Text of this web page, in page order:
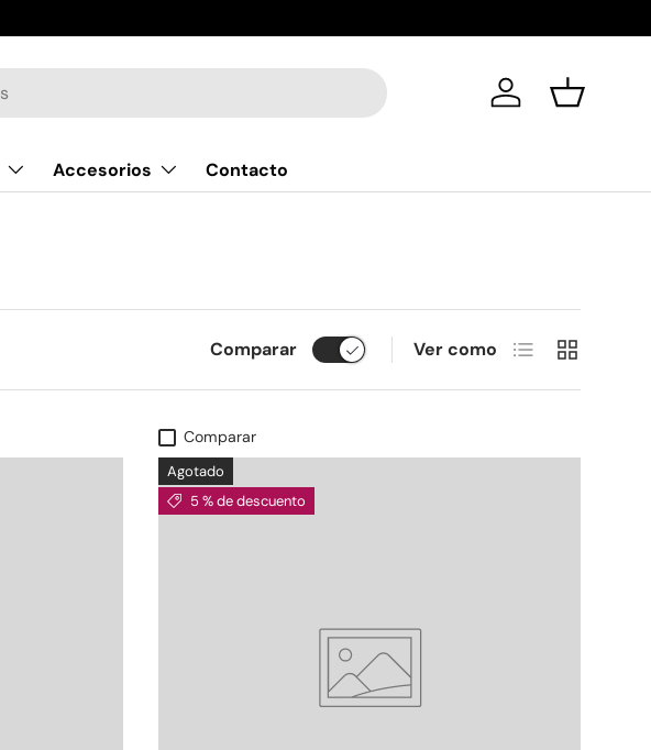
Iniciar sesión
Cesta
Accesorios Contacto
Comparar Ver como Lista Cuadrícula
Comparar
Agotado
5 % de descuento